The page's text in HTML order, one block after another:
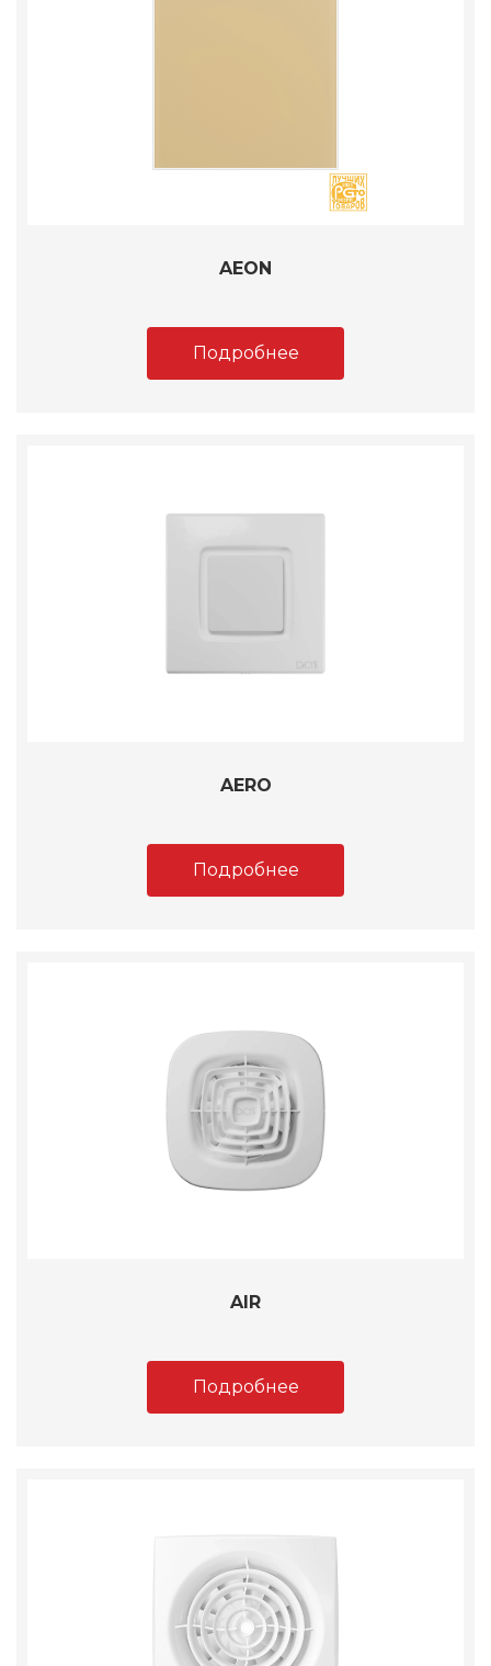
AEON
Подробнее
AERO
Подробнее
AIR
Подробнее